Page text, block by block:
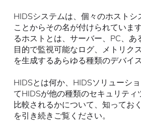
HIDSシステムは、個々のホストシ
ことからその名が付けられていま
るホストとは、サーバー、PC、あ
目的で監視可能なログ、メトリク
を生成するあらゆる種類のデバイ
HIDSとは何か、HIDSソリューシ
てHIDSが他の種類のセキュリティ
比較されるかについて、知ってお
を引き続きご覧ください。